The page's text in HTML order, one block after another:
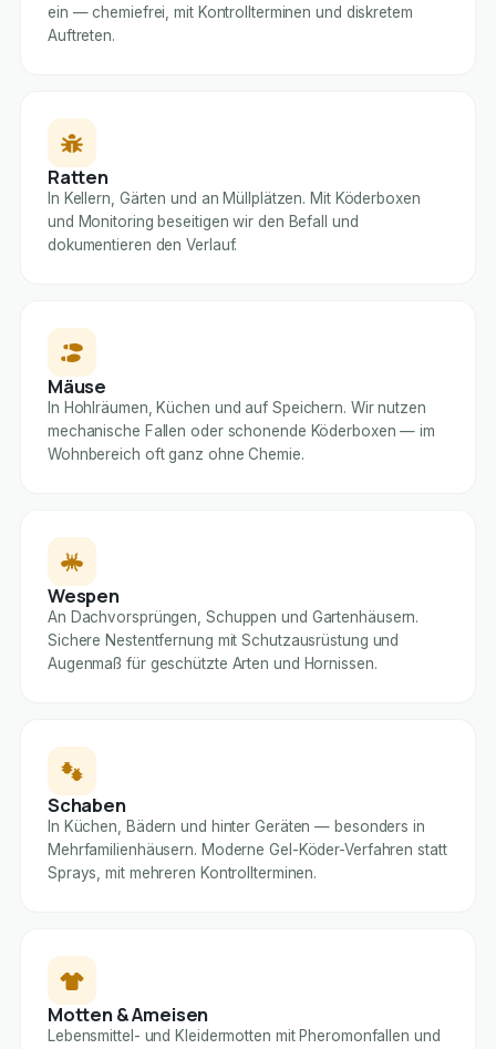
ein — chemiefrei, mit Kontrollterminen und diskretem
Auftreten.
Ratten
In Kellern, Gärten und an Müllplätzen. Mit Köderboxen
und Monitoring beseitigen wir den Befall und
dokumentieren den Verlauf.
Mäuse
In Hohlräumen, Küchen und auf Speichern. Wir nutzen
mechanische Fallen oder schonende Köderboxen — im
Wohnbereich oft ganz ohne Chemie.
Wespen
An Dachvorsprüngen, Schuppen und Gartenhäusern.
Sichere Nestentfernung mit Schutzausrüstung und
Augenmaß für geschützte Arten und Hornissen.
Schaben
In Küchen, Bädern und hinter Geräten — besonders in
Mehrfamilienhäusern. Moderne Gel-Köder-Verfahren statt
Sprays, mit mehreren Kontrollterminen.
Motten & Ameisen
Lebensmittel- und Kleidermotten mit Pheromonfallen und